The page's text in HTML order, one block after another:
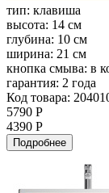
тип: клавиша
высота: 14 см
глубина: 10 см
ширина: 21 см
кнопка смыва: в
гарантия: 2 года
Код товара:
5790 Р
4390 Р
Подробнее